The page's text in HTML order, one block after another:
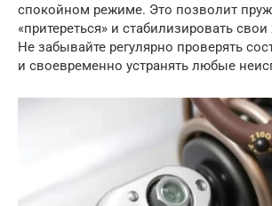
спокойном режиме. Это позволит
«притереться» и стабилизировать свои
Не забывайте регулярно проверять
и своевременно устранять любые